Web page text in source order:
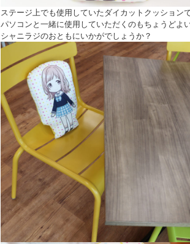
ステージ上でも使用していたダイカットクッション
パソコンと一緒に使用していただくのもちょうどよ
シャニラジのおともにいかがでしょうか？